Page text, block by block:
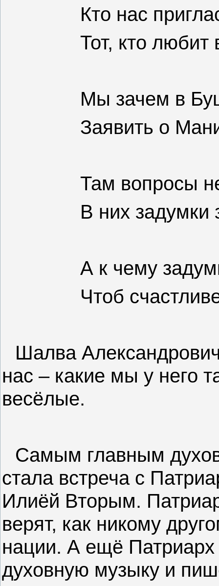
Кто нас
Тот, кто любит
Мы зачем в
Заявить о
Там вопросы
В них задумки
А к чему
Чтоб
Шалва
нас – какие мы у него
весёлые.
Самым главным
стала встреча с
Илиёй Вторым.
верят, как никому
нации. А ещё Патриарх
духовную музыку и